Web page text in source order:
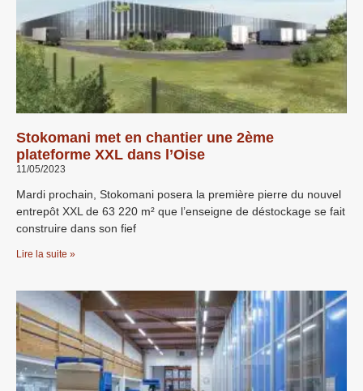
Stokomani met en chantier une 2ème
plateforme XXL dans l’Oise
11/05/2023
Mardi prochain, Stokomani posera la première pierre du nouvel
entrepôt XXL de 63 220 m² que l’enseigne de déstockage se fait
construire dans son fief
Lire la suite »